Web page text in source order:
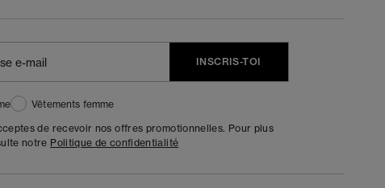
INSCRIS-TOI
Vêtements femme
de recevoir nos offres promotionnelles. Pour plus
notre Politique de confidentialité